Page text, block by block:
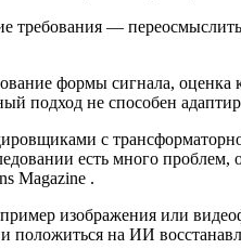
требования —
формы сигнала, оценка
подход не способен
с
есть много
Magazine .
изображения или
на ИИ